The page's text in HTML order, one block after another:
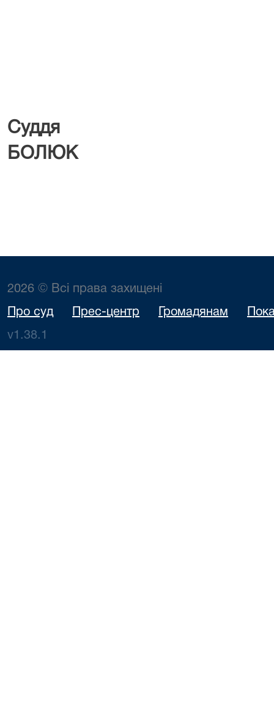
Суддя
БОЛЮК
2026 © Всі права захищені
Про суд Прес-центр Громадянам
v1.38.1